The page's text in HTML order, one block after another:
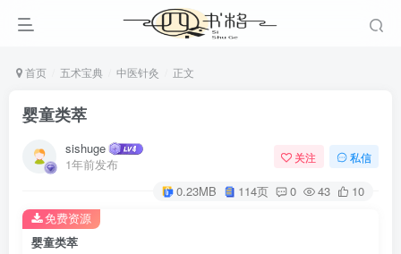
首页 五术宝典 中医针灸 正文
婴童类萃
sishuge
1年前发布
关注 私信
0.23MB 114页 0 43 10
婴童类萃
免费资源